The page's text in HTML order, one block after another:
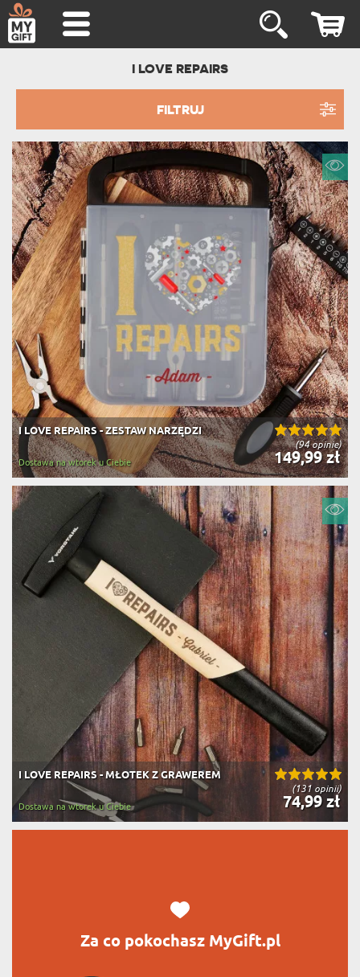
I LOVE REPAIRS
FILTRUJ
(94 opinie)
I LOVE REPAIRS - ZESTAW NARZĘDZI
149,99 zł
Dostawa na wtorek u Ciebie
(131 opinii)
I LOVE REPAIRS - MŁOTEK Z GRAWEREM
74,99 zł
Dostawa na wtorek u Ciebie
Za co pokochasz MyGift.pl